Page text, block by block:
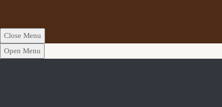
Close Menu
Open Menu